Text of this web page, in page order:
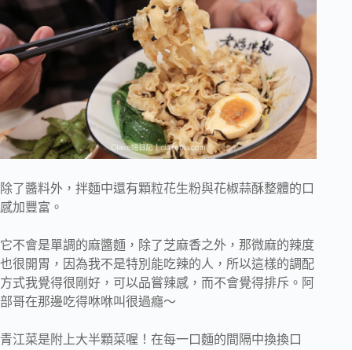
除了醬料外，拌麵中還有顆粒花生粉與花椒蒜酥整體的口
感加豐富。
它不會是單調的麻醬麵，除了芝麻香之外，那微麻的辣度
也很開胃，因為我不是特別能吃辣的人，所以這樣的調配
方式我覺得很剛好，可以品嘗辣感，而不會覺得排斥。阿
部哥在那邊吃得咻咻叫很過癮～
青江菜是附上大半顆菜喔！在每一口麵的間隔中換換口